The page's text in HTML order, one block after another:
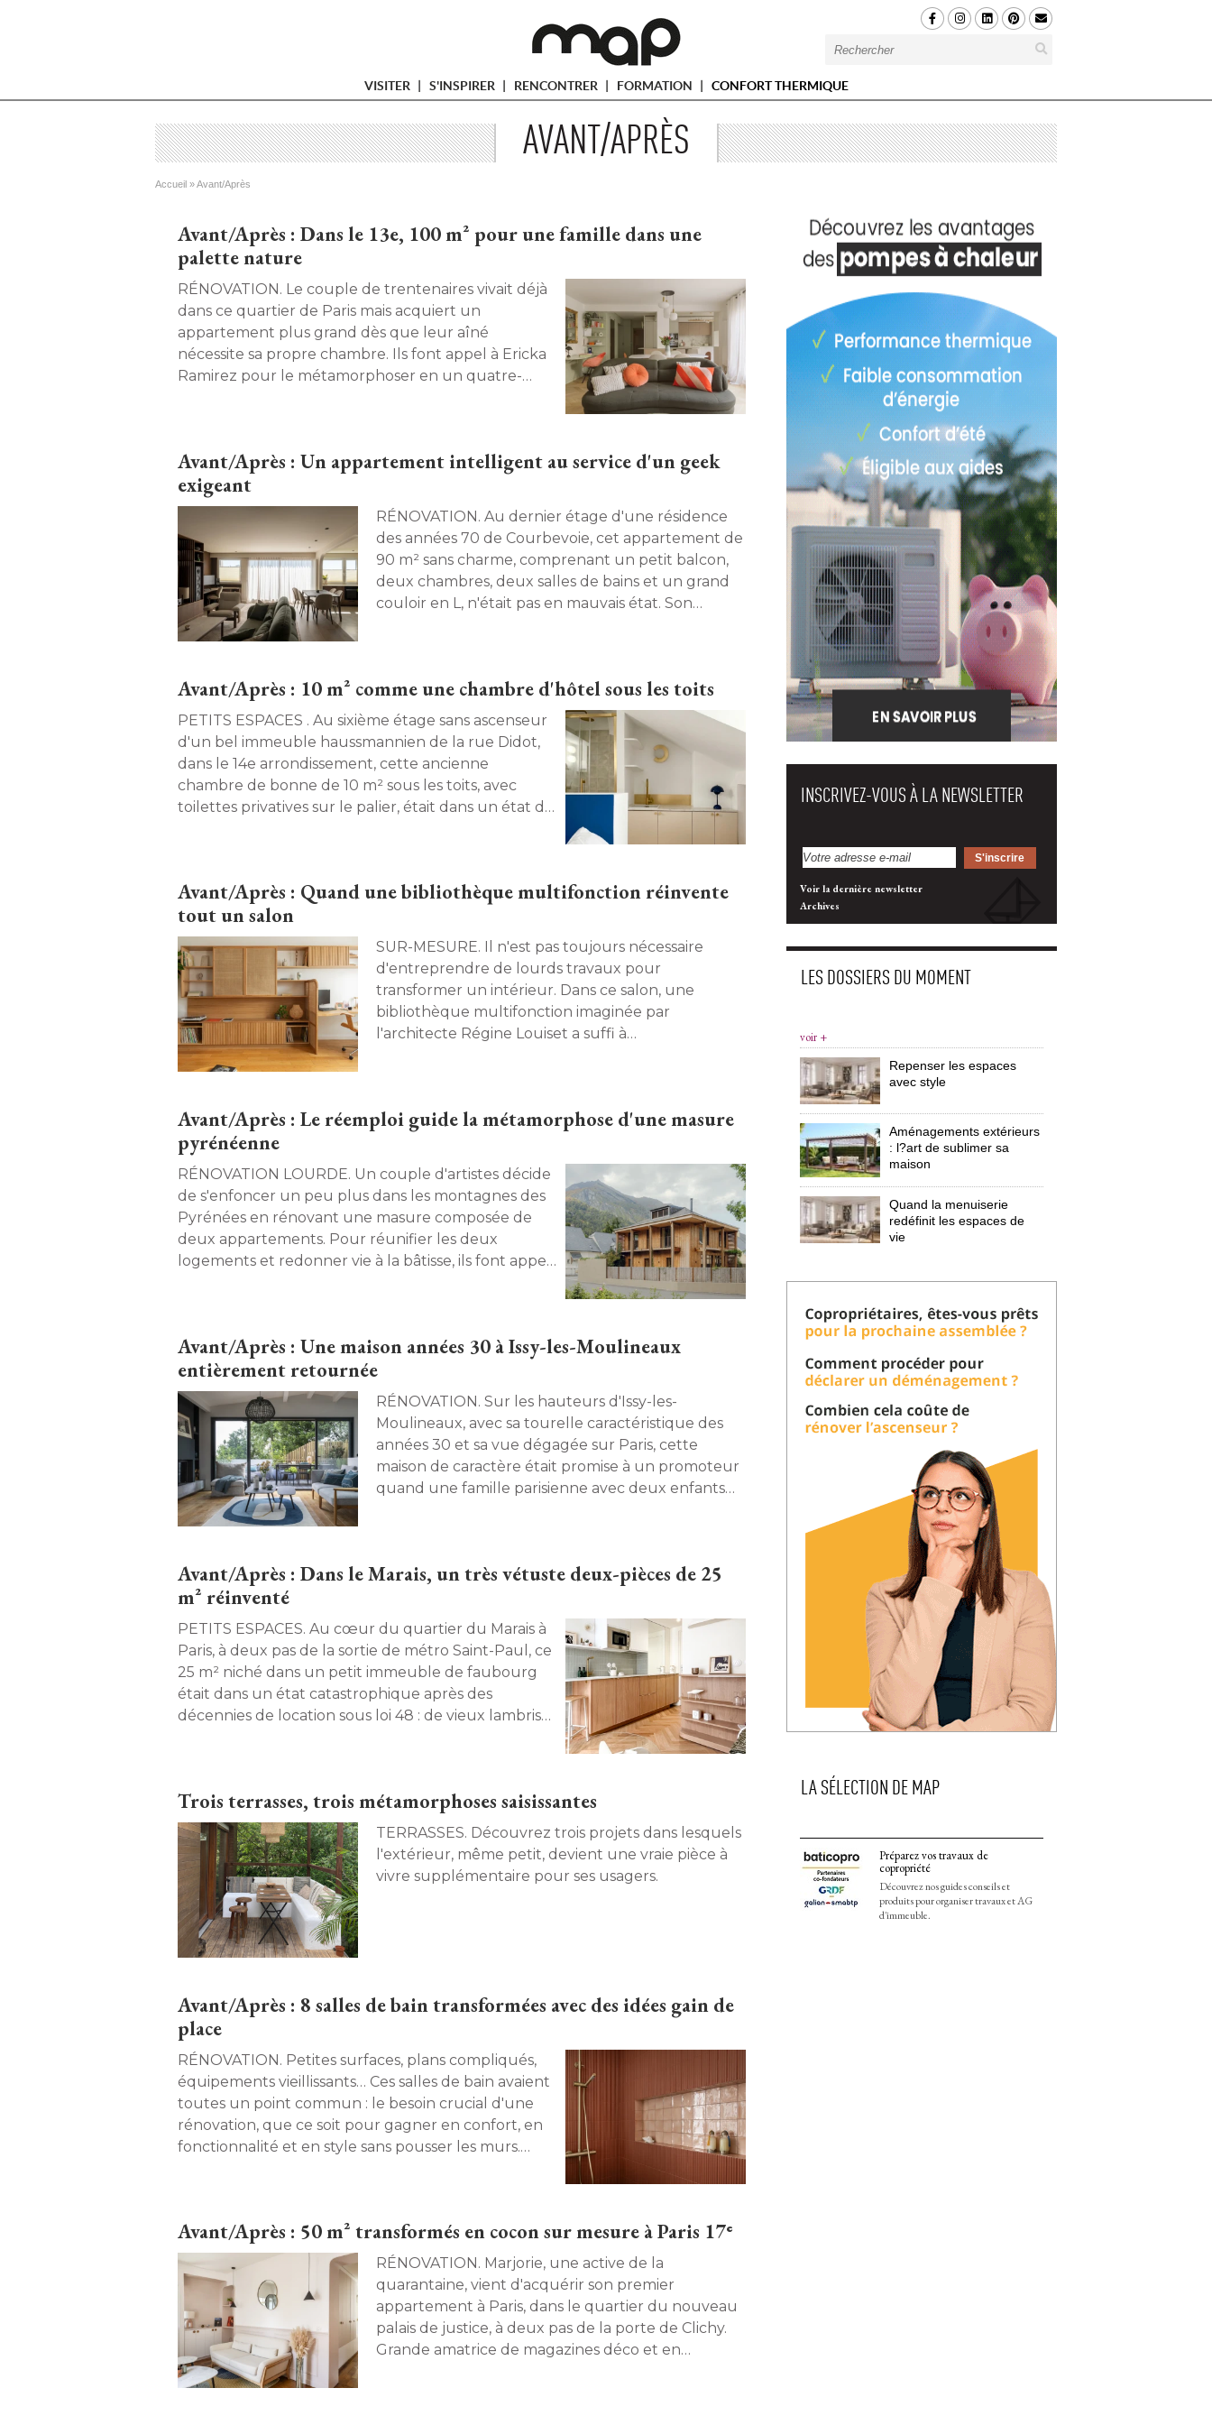
VISITER S'INSPIRER RENCONTRER FORMATION CONFORT THERMIQUE
AVANT/APRÈS
Vous êtes ici
Accueil » Avant/Après
Avant/Après : Dans le 13e, 100 m² pour une famille dans une
palette nature
RÉNOVATION. Le couple de trentenaires vivait déjà
dans ce quartier de Paris mais acquiert un
appartement plus grand dès que leur aîné
nécessite sa propre chambre. Ils font appel à Ericka
Ramirez pour le métamorphoser en un quatre-
Avant/Après : Un appartement intelligent au service d'un geek
exigeant
RÉNOVATION. Au dernier étage d'une résidence
des années 70 de Courbevoie, cet appartement de
90 m² sans charme, comprenant un petit balcon,
deux chambres, deux salles de bains et un grand
couloir en L, n'était pas en mauvais état. Son
Oustry. Une restructuration totale engendrant un
gain de 10 m² habitables et l'intégration du top de
la high-tech.
Avant/Après : 10 m² comme une chambre d'hôtel sous les toits
PETITS ESPACES . Au sixième étage sans ascenseur
d'un bel immeuble haussmannien de la rue Didot,
dans le 14e arrondissement, cette ancienne
chambre de bonne de 10 m² sous les toits, avec
toilettes privatives sur le palier, était dans un état de
travaillant à Paris trois jours par semaine.
Avant/Après : Quand une bibliothèque multifonction réinvente
tout un salon
SUR-MESURE. Il n'est pas toujours nécessaire
d'entreprendre de lourds travaux pour
transformer un intérieur. Dans ce salon, une
bibliothèque multifonction imaginée par
l'architecte Régine Louiset a suffi à
optimisant chaque mètre carré.
Avant/Après : Le réemploi guide la métamorphose d'une masure
pyrénéenne
RÉNOVATION LOURDE. Un couple d'artistes décide
de s'enfoncer un peu plus dans les montagnes des
Pyrénées en rénovant une masure composée de
deux appartements. Pour réunifier les deux
logements et redonner vie à la bâtisse, ils font appel
Avant/Après : Une maison années 30 à Issy-les-Moulineaux
entièrement retournée
RÉNOVATION. Sur les hauteurs d'Issy-les-
Moulineaux, avec sa tourelle caractéristique des
années 30 et sa vue dégagée sur Paris, cette
maison de caractère était promise à un promoteur
quand une famille parisienne avec deux enfants
L'architecte Camille Hermand a tout remis à plat
surélevée, et désormais tournée vers l'horizon
parisien.
Avant/Après : Dans le Marais, un très vétuste deux-pièces de 25
m² réinventé
PETITS ESPACES. Au cœur du quartier du Marais à
Paris, à deux pas de la sortie de métro Saint-Paul, ce
25 m² niché dans un petit immeuble de faubourg
était dans un état catastrophique après des
décennies de location sous loi 48 : de vieux lambris
au tout-à-l'égout... Les architectes d'intérieur Emma
Caron et Hina Akhtar l'ont mué en un pied-à-terre
lumineux, fonctionnel et plein de charme, avec une
vraie chambre, une salle de bains confortable, une
cuisine généreuse et même un lave-linge ! Emma
nous a fait faire la visite.
Trois terrasses, trois métamorphoses saisissantes
TERRASSES. Découvrez trois projets dans lesquels
l'extérieur, même petit, devient une vraie pièce à
vivre supplémentaire pour ses usagers.
Avant/Après : 8 salles de bain transformées avec des idées gain de
place
RÉNOVATION. Petites surfaces, plans compliqués,
équipements vieillissants… Ces salles de bain avaient
toutes un point commun : le besoin crucial d'une
rénovation, que ce soit pour gagner en confort, en
fonctionnalité et en style sans pousser les murs.
Avant/Après : 50 m² transformés en cocon sur mesure à Paris 17ᵉ
RÉNOVATION. Marjorie, une active de la
quarantaine, vient d'acquérir son premier
appartement à Paris, dans le quartier du nouveau
palais de justice, à deux pas de la porte de Clichy.
Grande amatrice de magazines déco et en
INSCRIVEZ-VOUS À LA NEWSLETTER
Voir la dernière newsletter
Archives
LES DOSSIERS DU MOMENT
voir +
Repenser les espaces
avec style
Aménagements extérieurs
: l?art de sublimer sa
maison
Quand la menuiserie
redéfinit les espaces de
vie
LA SÉLECTION DE MAP
Préparez vos travaux de
copropriété
Découvrez nos guides conseils et
produits pour organiser travaux et AG
d'immeuble.